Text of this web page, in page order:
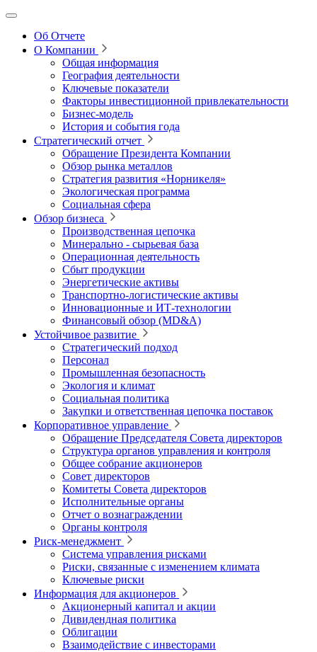
Об Отчете
О Компании
Общая информация
География деятельности
Ключевые показатели
Факторы инвестиционной привлекательности
Бизнес-модель
История и события года
Стратегический отчет
Обращение Президента Компании
Обзор рынка металлов
Стратегия развития «Норникеля»
Экологическая программа
Социальная сфера
Обзор бизнеса
Производственная цепочка
Минерально ‑ сырьевая база
Операционная деятельность
Сбыт продукции
Энергетические активы
Транспортно-логистические активы
Инновационные и ИТ‑технологии
Финансовый обзор (MD&A)
Устойчивое развитие
Стратегический подход
Персонал
Промышленная безопасность
Экология и климат
Социальная политика
Закупки и ответственная цепочка поставок
Корпоративное управление
Обращение Председателя Совета директоров
Структура органов управления и контроля
Общее собрание акционеров
Совет директоров
Комитеты Совета директоров
Исполнительные органы
Отчет о вознаграждении
Органы контроля
Риск-менеджмент
Система управления рисками
Риски, связанные с изменением климата
Ключевые риски
Информация для акционеров
Акционерный капитал и акции
Дивидендная политика
Облигации
Взаимодействие с инвесторами